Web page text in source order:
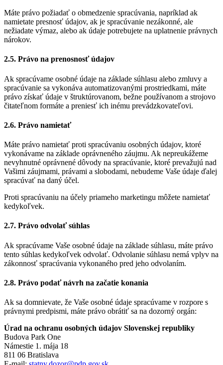
Máte právo požiadať o obmedzenie spracúvania, napríklad ak
namietate presnosť údajov, ak je spracúvanie nezákonné, ale
nežiadate výmaz, alebo ak údaje potrebujete na uplatnenie právnych
nárokov.
2.5. Právo na prenosnosť údajov
Ak spracúvame osobné údaje na základe súhlasu alebo zmluvy a
spracúvanie sa vykonáva automatizovanými prostriedkami, máte
právo získať údaje v štruktúrovanom, bežne používanom a strojovo
čitateľnom formáte a preniesť ich inému prevádzkovateľovi.
2.6. Právo namietať
Máte právo namietať proti spracúvaniu osobných údajov, ktoré
vykonávame na základe oprávneného záujmu. Ak nepreukážeme
nevyhnutné oprávnené dôvody na spracúvanie, ktoré prevažujú nad
Vašimi záujmami, právami a slobodami, nebudeme Vaše údaje ďalej
spracúvať na daný účel.
Proti spracúvaniu na účely priameho marketingu môžete namietať
kedykoľvek.
2.7. Právo odvolať súhlas
Ak spracúvame Vaše osobné údaje na základe súhlasu, máte právo
tento súhlas kedykoľvek odvolať. Odvolanie súhlasu nemá vplyv na
zákonnosť spracúvania vykonaného pred jeho odvolaním.
2.8. Právo podať návrh na začatie konania
Ak sa domnievate, že Vaše osobné údaje spracúvame v rozpore s
právnymi predpismi, máte právo obrátiť sa na dozorný orgán:
Úrad na ochranu osobných údajov Slovenskej republiky
Budova Park One
Námestie 1. mája 18
811 06 Bratislava